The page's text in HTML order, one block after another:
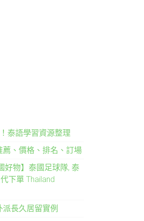
泰語學習資源整理
、價格、排名、訂場
好物】泰國足球隊, 泰
下單 Thailand
派長久居留實例